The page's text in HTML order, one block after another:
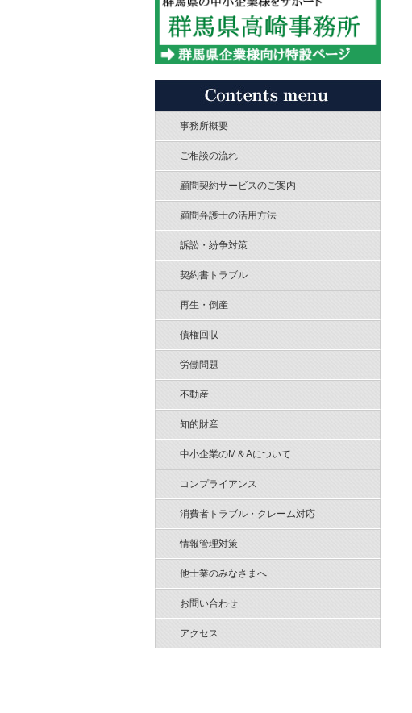
事務所概要
ご相談の流れ
顧問契約サービスのご案内
顧問弁護士の活用方法
訴訟・紛争対策
契約書トラブル
再生・倒産
債権回収
労働問題
不動産
知的財産
中小企業のM＆Aについて
コンプライアンス
消費者トラブル・クレーム対応
情報管理対策
他士業のみなさまへ
お問い合わせ
アクセス